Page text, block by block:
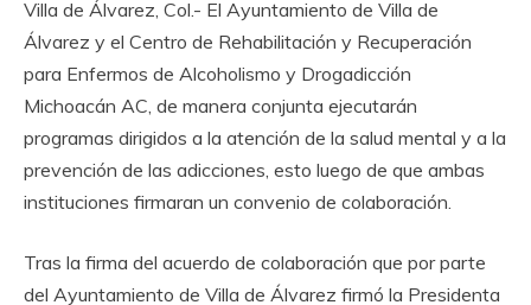
Villa de Álvarez, Col.- El Ayuntamiento de Villa de
Álvarez y el Centro de Rehabilitación y Recuperación
para Enfermos de Alcoholismo y Drogadicción
Michoacán AC, de manera conjunta ejecutarán
programas dirigidos a la atención de la salud mental y a la
prevención de las adicciones, esto luego de que ambas
instituciones firmaran un convenio de colaboración.
Tras la firma del acuerdo de colaboración que por parte
del Ayuntamiento de Villa de Álvarez firmó la Presidenta